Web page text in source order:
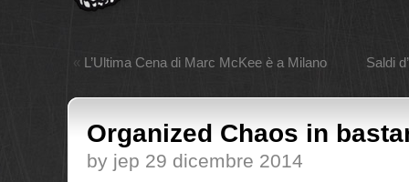
« L’Ultima Cena di Marc McKee è a Milano Saldi
Organized Chaos in
by jep 29 dicembre 2014